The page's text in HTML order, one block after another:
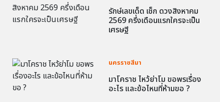
รักษ์เลขเด็ด เช็ก ดวงสิงหาคม
2569 ครึ่งเดือนแรกใครจะเป็น
เศรษฐี
นครราชสีมา
มาโคราช ไหว้ย่าโม ขอพรเรื่อง
อะไร และข้อไหนที่ห้ามขอ ?